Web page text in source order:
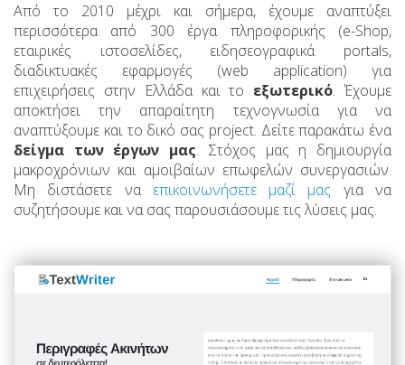
Από το 2010 μέχρι και σήμερα, έχουμε αναπτύξει
περισσότερα από 300 έργα πληροφορικής (e-Shop,
εταιρικές ιστοσελίδες, ειδησεογραφικά portals,
διαδικτυακές εφαρμογές (web application) για
επιχειρήσεις στην Ελλάδα και το εξωτερικό. Έχουμε
αποκτήσει την απαραίτητη τεχνογνωσία για να
αναπτύξουμε και το δικό σας project. Δείτε παρακάτω ένα
δείγμα των έργων μας. Στόχος μας η δημιουργία
μακροχρόνιων και αμοιβαίων επωφελών συνεργασιών.
Μη διστάσετε να επικοινωνήσετε μαζί μας για να
συζητήσουμε και να σας παρουσιάσουμε τις λύσεις μας.